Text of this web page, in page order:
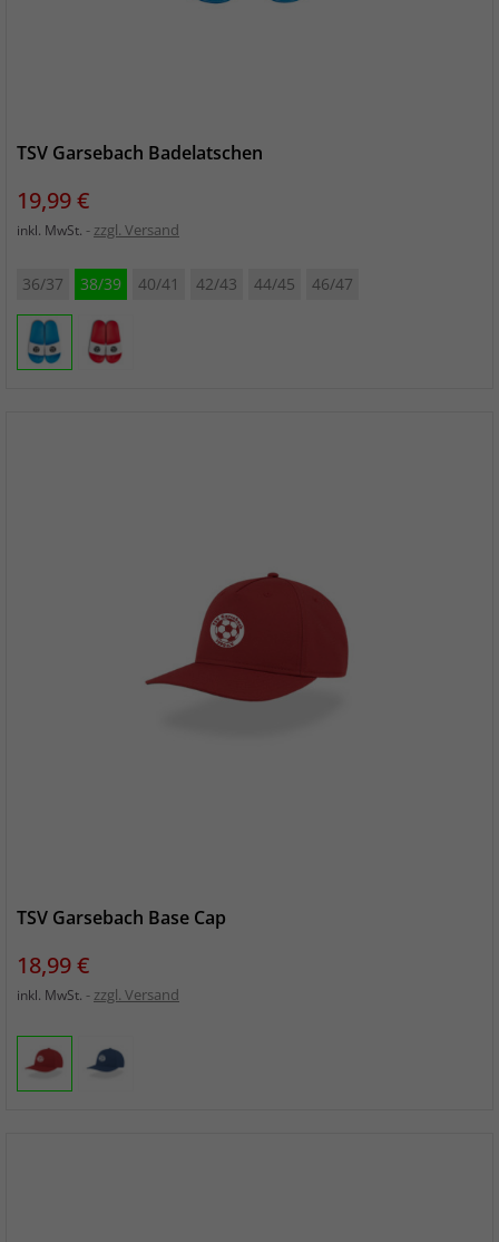
TSV Garsebach Badelatschen
Preis
19,99 €
inkl. MwSt. zzgl. Versand
36/37 38/39 40/41 42/43 44/45 46/47
TSV Garsebach Base Cap
Preis
18,99 €
inkl. MwSt. zzgl. Versand